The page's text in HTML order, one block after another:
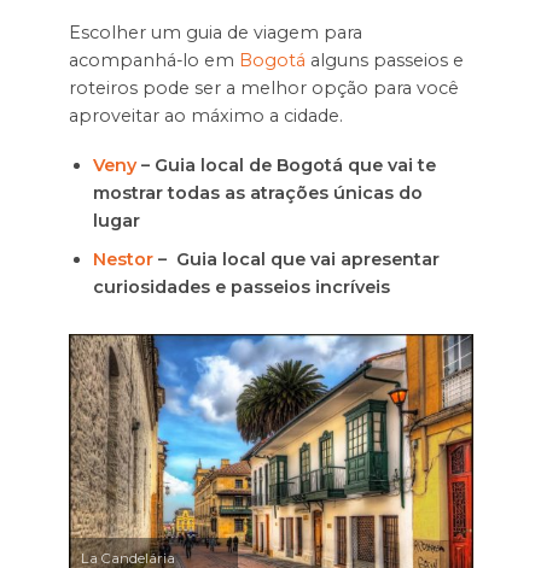
Escolher um guia de viagem para
acompanhá-lo em Bogotá alguns passeios e
roteiros pode ser a melhor opção para você
aproveitar ao máximo a cidade.
Veny– Guia local de Bogotá que vai te
mostrar todas as atrações únicas do
lugar
Nestor – Guia local que vai apresentar
curiosidades e passeios incríveis
La Candelária